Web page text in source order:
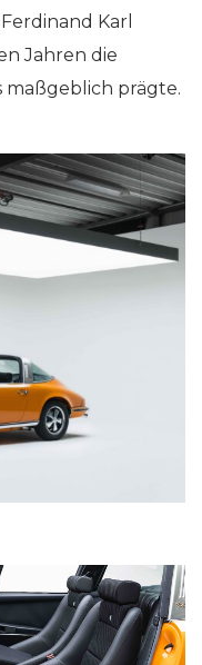
Karl
Jahren die
maßgeblich prägte.